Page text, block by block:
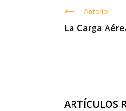
Anterior
La Carga
ARTÍCULOS